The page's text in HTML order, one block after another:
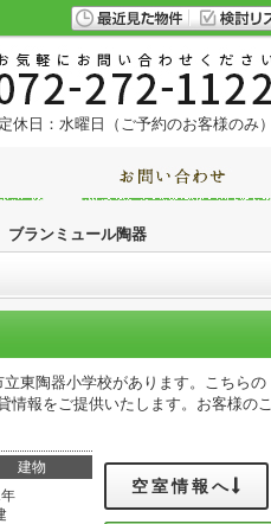
定休日：水曜日（ご予約のお客様のみ）
ブランミュール陶器
東陶器小学校があります。こちらの
情報をご提供いたします。お客様のこ
建物
空室情報へ